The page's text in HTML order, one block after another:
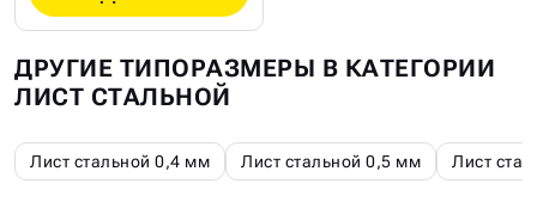
ДРУГИЕ ТИПОРАЗМЕРЫ В КАТЕГОРИИ
ЛИСТ СТАЛЬНОЙ
Лист стальной 0,4 мм Лист стальной 0,5 мм Лист